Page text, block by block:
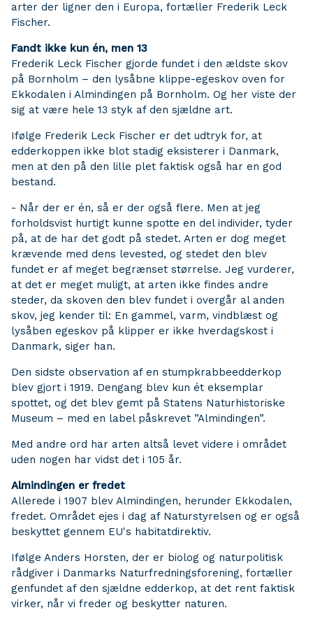
arter der ligner den i Europa, fortæller Frederik Leck
Fischer.
Fandt ikke kun én, men 13
Frederik Leck Fischer gjorde fundet i den ældste skov
på Bornholm – den lysåbne klippe-egeskov oven for
Ekkodalen i Almindingen på Bornholm. Og her viste der
sig at være hele 13 styk af den sjældne art.
Ifølge Frederik Leck Fischer er det udtryk for, at
edderkoppen ikke blot stadig eksisterer i Danmark,
men at den på den lille plet faktisk også har en god
bestand.
- Når der er én, så er der også flere. Men at jeg
forholdsvist hurtigt kunne spotte en del individer, tyder
på, at de har det godt på stedet. Arten er dog meget
krævende med dens levested, og stedet den blev
fundet er af meget begrænset størrelse. Jeg vurderer,
at det er meget muligt, at arten ikke findes andre
steder, da skoven den blev fundet i overgår al anden
skov, jeg kender til: En gammel, varm, vindblæst og
lysåben egeskov på klipper er ikke hverdagskost i
Danmark, siger han.
Den sidste observation af en stumpkrabbeedderkop
blev gjort i 1919. Dengang blev kun ét eksemplar
spottet, og det blev gemt på Statens Naturhistoriske
Museum – med en label påskrevet ”Almindingen”.
Med andre ord har arten altså levet videre i området
uden nogen har vidst det i 105 år.
Almindingen er fredet
Allerede i 1907 blev Almindingen, herunder Ekkodalen,
fredet. Området ejes i dag af Naturstyrelsen og er også
beskyttet gennem EU's habitatdirektiv.
Ifølge Anders Horsten, der er biolog og naturpolitisk
rådgiver i Danmarks Naturfredningsforening, fortæller
genfundet af den sjældne edderkop, at det rent faktisk
virker, når vi freder og beskytter naturen.